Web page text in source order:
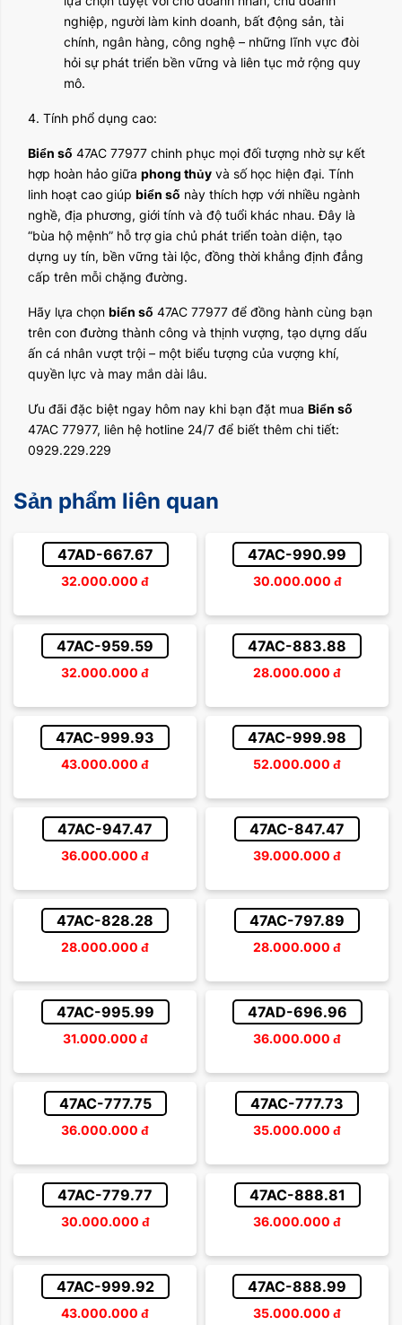
nghiệp, người làm kinh doanh, bất động sản, tài
chính, ngân hàng, công nghệ – những lĩnh vực đòi
hỏi sự phát triển bền vững và liên tục mở rộng quy
mô.
4. Tính phổ dụng cao:
Biển số 47AC 77977 chinh phục mọi đối tượng nhờ sự kết
hợp hoàn hảo giữa phong thủy và số học hiện đại. Tính
linh hoạt cao giúp biển số này thích hợp với nhiều ngành
nghề, địa phương, giới tính và độ tuổi khác nhau. Đây là
“bùa hộ mệnh” hỗ trợ gia chủ phát triển toàn diện, tạo
dựng uy tín, bền vững tài lộc, đồng thời khẳng định đẳng
cấp trên mỗi chặng đường.
Hãy lựa chọn biển số 47AC 77977 để đồng hành cùng bạn
trên con đường thành công và thịnh vượng, tạo dựng dấu
ấn cá nhân vượt trội – một biểu tượng của vượng khí,
quyền lực và may mắn dài lâu.
Ưu đãi đặc biệt ngay hôm nay khi bạn đặt mua Biển số
47AC 77977, liên hệ hotline 24/7 để biết thêm chi tiết:
0929.229.229
Sản phẩm liên quan
47AD-667.67
32.000.000 đ
47AC-990.99
30.000.000 đ
47AC-959.59
32.000.000 đ
47AC-883.88
28.000.000 đ
47AC-999.93
43.000.000 đ
47AC-999.98
52.000.000 đ
47AC-947.47
36.000.000 đ
47AC-847.47
39.000.000 đ
47AC-828.28
28.000.000 đ
47AC-797.89
28.000.000 đ
47AC-995.99
31.000.000 đ
47AD-696.96
36.000.000 đ
47AC-777.75
36.000.000 đ
47AC-777.73
35.000.000 đ
47AC-779.77
30.000.000 đ
47AC-888.81
36.000.000 đ
47AC-999.92
43.000.000 đ
47AC-888.99
35.000.000 đ